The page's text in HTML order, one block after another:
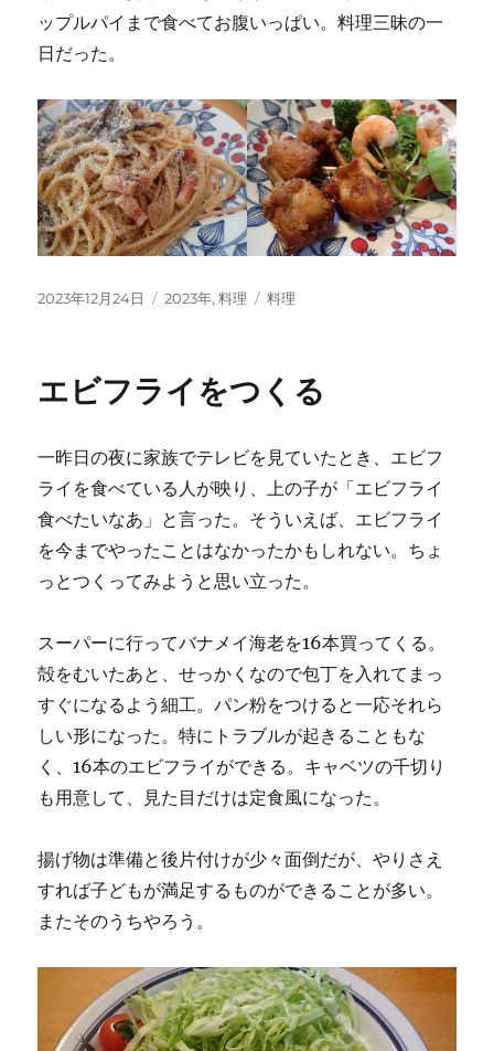
ップルパイまで食べてお腹いっぱい。料理三昧の一
日だった。
投
2023年12月24日
カ
ー
2023年,料理
タ
料理
エビフライをつくる
一昨日の夜に家族でテレビを見ていたとき、エビフ
ライを食べている人が映り、上の子が「エビフライ
食べたいなあ」と言った。そういえば、エビフライ
を今までやったことはなかったかもしれない。ちょ
っとつくってみようと思い立った。
スーパーに行ってバナメイ海老を16本買ってくる。
殻をむいたあと、せっかくなので包丁を入れてまっ
すぐになるよう細工。パン粉をつけると一応それら
しい形になった。特にトラブルが起きることもな
く、16本のエビフライができる。キャベツの千切り
も用意して、見た目だけは定食風になった。
揚げ物は準備と後片付けが少々面倒だが、やりさえ
すれば子どもが満足するものができることが多い。
またそのうちやろう。